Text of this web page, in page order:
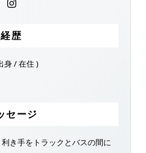
経歴
身 / 在住 )
セージ
き手をトラックとバスの間に